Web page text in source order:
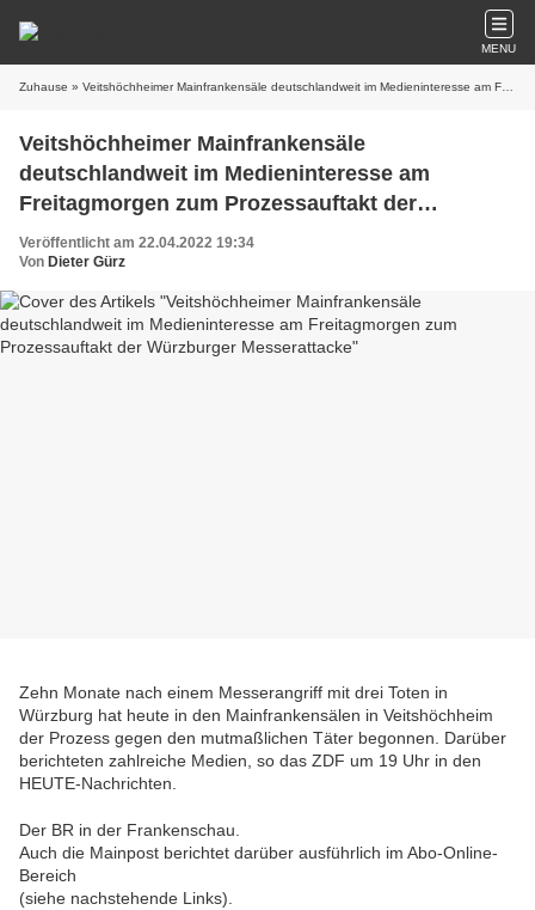
MENU
Zuhause » Veitshöchheimer Mainfrankensäle deutschlandweit im Medieninteresse am Freitagmorgen zum Prozessauftakt der Würzburger Messerattacke
Veitshöchheimer Mainfrankensäle
deutschlandweit im Medieninteresse am
Freitagmorgen zum Prozessauftakt der
Würzburger Messerattacke
Veröffentlicht am 22.04.2022 19:34
Von Dieter Gürz
Zehn Monate nach einem Messerangriff mit drei Toten in
Würzburg hat heute in den Mainfrankensälen in Veitshöchheim
der Prozess gegen den mutmaßlichen Täter begonnen. Darüber
berichteten zahlreiche Medien, so das ZDF um 19 Uhr in den
HEUTE-Nachrichten.
Der BR in der Frankenschau.
Auch die Mainpost berichtet darüber ausführlich im Abo-Online-
Bereich
(siehe nachstehende Links).